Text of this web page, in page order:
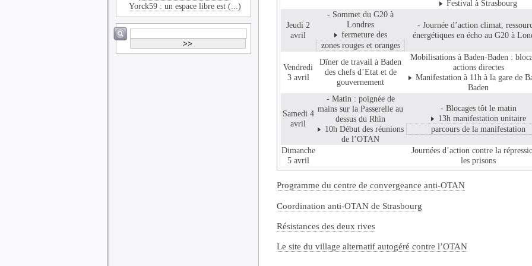
Yorck59 : un espace libre est (...)
Festival à Strasbourg
Jeudi 2
avril
- Sommet du G20 à
Londres
fermeture des
zones rouges et oranges
- Journée d’action climat,
énergétiques en écho au G20 à
Vendredi
3 avril
Dîner de travail à Baden
des chefs d’Etat et de
gouvernement
Mobilisations à Baden-Baden :
actions directes
Manifestation à 11h à la gare de
Baden
Samedi 4
avril
- Matin : poignée de
mains sur la Passerelle au
dessus du Rhin
10h Début des réunions
de l’OTAN
- Blocages tôt le matin
13h manifestation unitaire
parcours de la manifestation
Dimanche
5 avril
Journées d’action contre la
les prisons
Programme du centre de convergeance anti-OTAN
Coordination anti-OTAN de Strasbourg
Résistances des deux rives
Le site du village alternatif autogéré contre l’OTAN